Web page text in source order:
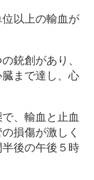
以上の輸血が
銃創があり、
まで達し、心
、輸血と止血
損傷が激しく
後の午後５時